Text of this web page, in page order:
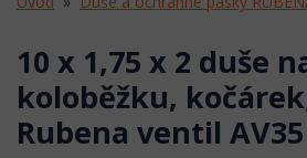
10 x 1,75 x 2 duše
koloběžku,
Rubena ventil AV35